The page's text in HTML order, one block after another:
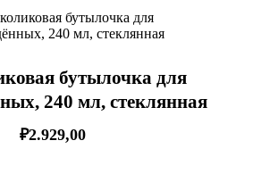
с трубочкой
₽3.071,00